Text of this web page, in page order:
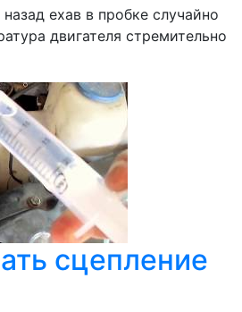
ехав в пробке случайно
двигателя стремительно
сцепление